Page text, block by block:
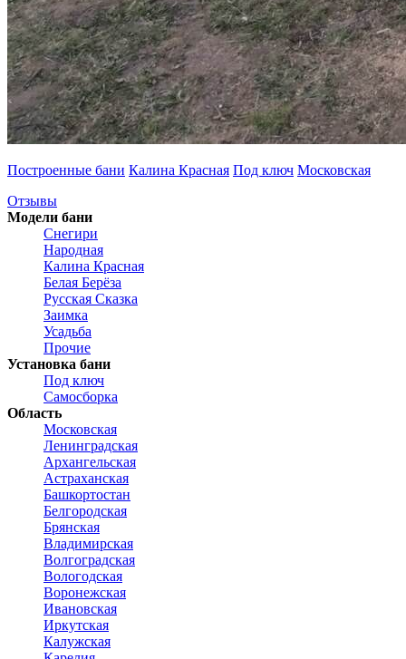
Построенные бани Калина Красная Под ключ Московская
Отзывы
Модели бани
Снегири
Народная
Калина Красная
Белая Берёза
Русская Сказка
Заимка
Усадьба
Прочие
Установка бани
Под ключ
Самосборка
Область
Московская
Ленинградская
Архангельская
Астраханская
Башкортостан
Белгородская
Брянская
Владимирская
Волгоградская
Вологодская
Воронежская
Ивановская
Иркутская
Калужская